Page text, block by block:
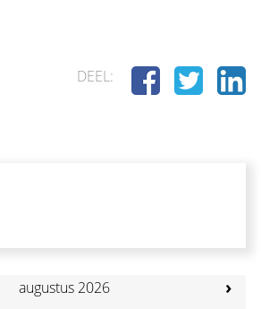
DEEL:
›
augustus 2026